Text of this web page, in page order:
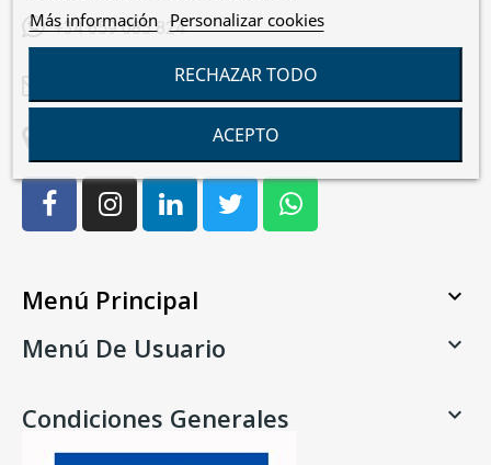
+34 659 085 824
comercial@electroelite.es
C/Laguna de Cameros, 7 28021 Madrid
Menú Principal 
Menú De Usuario 
Condiciones Generales 
Más información Personalizar cookies
RECHAZAR TODO
ACEPTO